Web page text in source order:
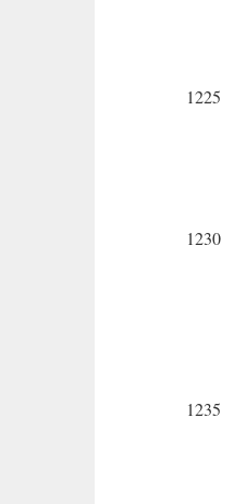
1225
1230
1235